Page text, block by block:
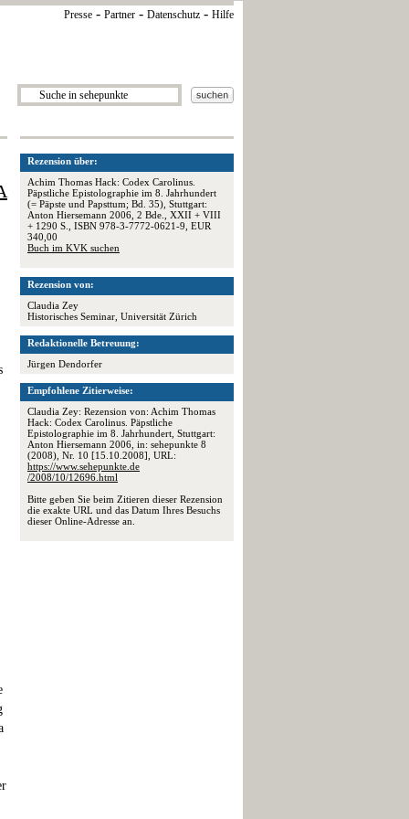
Presse - Partner - Datenschutz - Hilfe
Rezension über:
Achim Thomas Hack: Codex Carolinus.
Päpstliche Epistolographie im 8. Jahrhundert
(= Päpste und Papsttum; Bd. 35), Stuttgart:
Anton Hiersemann 2006, 2 Bde., XXII + VIII
+ 1290 S., ISBN 978-3-7772-0621-9, EUR
340,00
Buch im KVK suchen
Rezension von:
Claudia Zey
Historisches Seminar, Universität Zürich
Redaktionelle Betreuung:
Jürgen Dendorfer
Empfohlene Zitierweise:
Claudia Zey: Rezension von: Achim Thomas
Hack: Codex Carolinus. Päpstliche
Epistolographie im 8. Jahrhundert, Stuttgart:
Anton Hiersemann 2006, in: sehepunkte 8
(2008), Nr. 10 [15.10.2008], URL:
https://www.sehepunkte.de
/2008/10/12696.html
Bitte geben Sie beim Zitieren dieser Rezension
die exakte URL und das Datum Ihres Besuchs
dieser Online-Adresse an.